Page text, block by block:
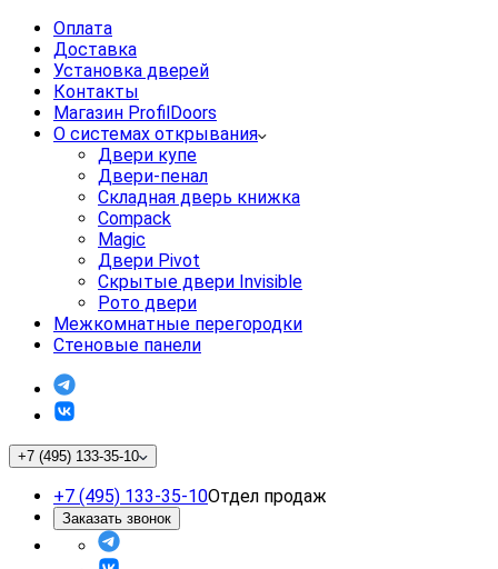
Оплата
Доставка
Установка дверей
Контакты
Магазин ProfilDoors
О системах открывания
Двери купе
Двери-пенал
Складная дверь книжка
Compack
Magic
Двери Pivot
Скрытые двери Invisible
Рото двери
Межкомнатные перегородки
Стеновые панели
+7 (495) 133-35-10
+7 (495) 133-35-10Отдел продаж
Заказать звонок